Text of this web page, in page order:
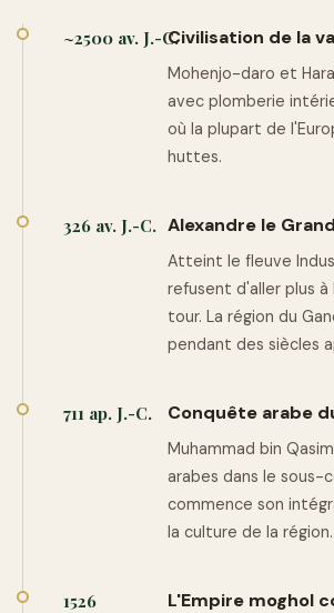
~2500 av. J.-C.Civilisation de la
Mohenjo-daro et
avec plomberie
où la plupart de
huttes.
326 av. J.-C. Alexandre le Grand
Atteint le fleuve
refusent d'aller plus à
tour. La région du
pendant des siècles
711 ap. J.-C. Conquête arabe
Muhammad bin
arabes dans le sous-
commence son
la culture de la région.
1526 L'Empire moghol